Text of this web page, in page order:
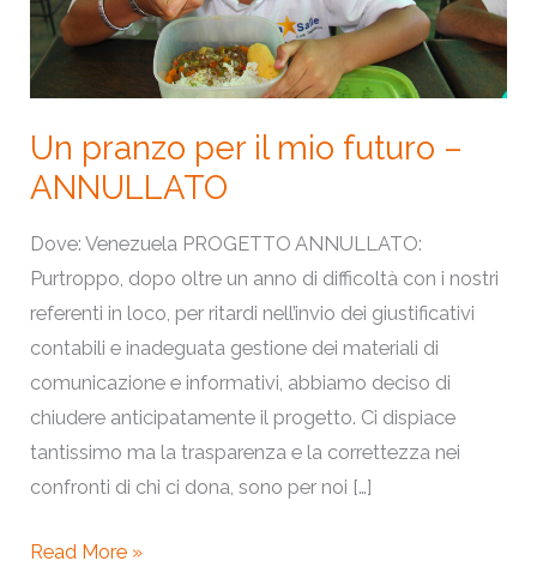
Un pranzo per il mio futuro –
ANNULLATO
Dove: Venezuela PROGETTO ANNULLATO:
Purtroppo, dopo oltre un anno di difficoltà con i nostri
referenti in loco, per ritardi nell’invio dei giustificativi
contabili e inadeguata gestione dei materiali di
comunicazione e informativi, abbiamo deciso di
chiudere anticipatamente il progetto. Ci dispiace
tantissimo ma la trasparenza e la correttezza nei
confronti di chi ci dona, sono per noi […]
futuro
–
ANNULLATO
Read More »